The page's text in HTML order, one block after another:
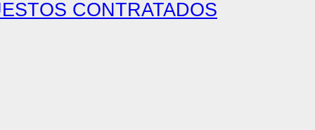
CONTRATADOS